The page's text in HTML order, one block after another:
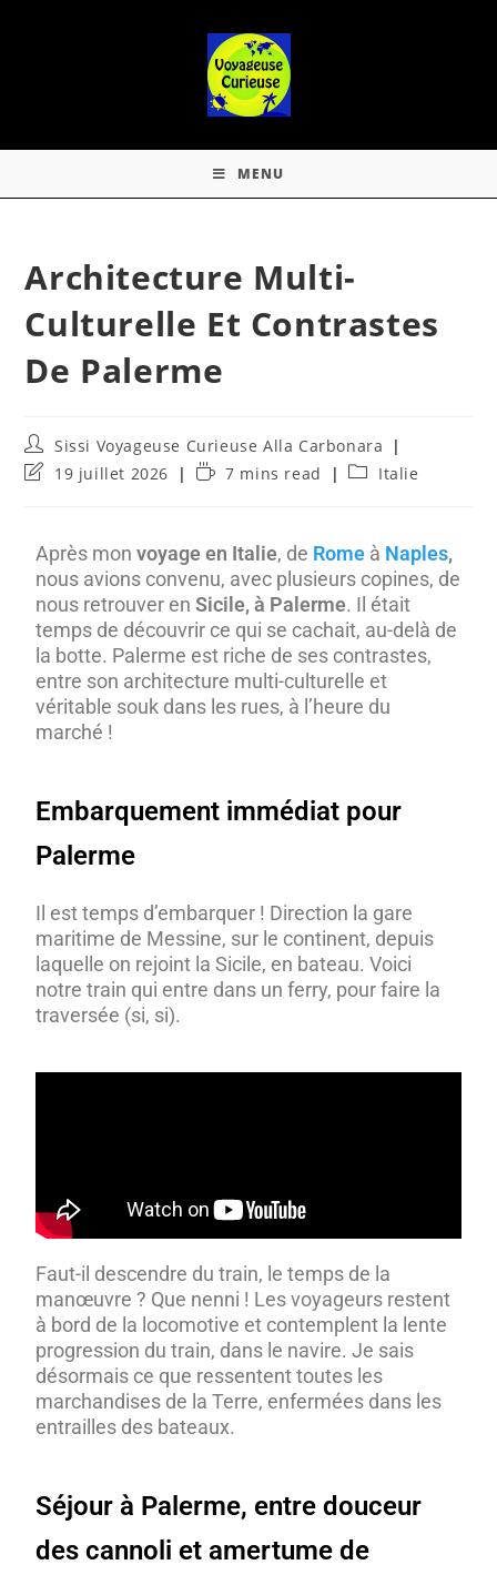
MENU
Architecture Multi-
Culturelle Et Contrastes
De Palerme
Sissi Voyageuse Curieuse Alla Carbonara
19 juillet 2026
7 mins read Italie
Après monvoyage en Italie, de Rome à Naples,
nous avions convenu, avec plusieurs copines, de
nous retrouver en Sicile, à Palerme. Il était
temps de découvrir ce qui se cachait, au-delà de
la botte. Palerme est riche de ses contrastes,
entre son architecture multi-culturelle et
véritable souk dans les rues, à l’heure du
marché !
Embarquement immédiat pour
Palerme
Il est temps d’embarquer ! Direction la gare
maritime de Messine, sur le continent, depuis
laquelle on rejoint la Sicile, en bateau. Voici
notre train qui entre dans un ferry, pour faire la
traversée (si, si).
Faut-il descendre du train, le temps de la
manœuvre ? Que nenni ! Les voyageurs restent
à bord de la locomotive et contemplent la lente
progression du train, dans le navire. Je sais
désormais ce que ressentent toutes les
marchandises de la Terre, enfermées dans les
entrailles des bateaux.
Séjour à Palerme, entre douceur
des cannoli et amertume de